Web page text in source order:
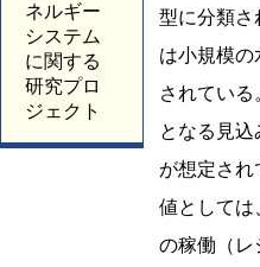
ネルギー
システム
に関する
研究プロ
ジェクト
型に分類さ
は小規模の
されてい
となる見
が想定され
値としては
の稼働（レ